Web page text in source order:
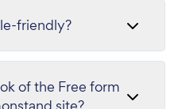
friendly?
of the Free form